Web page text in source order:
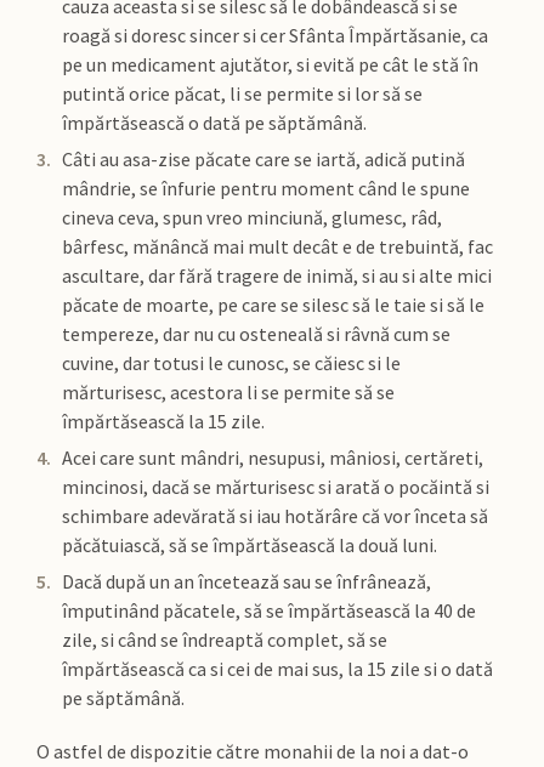
cauza aceasta si se silesc să le dobândească si se
roagă si doresc sincer si cer Sfânta Împărtăsanie, ca
pe un medicament ajutător, si evită pe cât le stă în
putintă orice păcat, li se permite si lor să se
împărtăsească o dată pe săptămână.
Câti au asa-zise păcate care se iartă, adică putină
mândrie, se înfurie pentru moment când le spune
cineva ceva, spun vreo minciună, glumesc, râd,
bârfesc, mănâncă mai mult decât e de trebuintă, fac
ascultare, dar fără tragere de inimă, si au si alte mici
păcate de moarte, pe care se silesc să le taie si să le
tempereze, dar nu cu osteneală si râvnă cum se
cuvine, dar totusi le cunosc, se căiesc si le
mărturisesc, acestora li se permite să se
împărtăsească la 15 zile.
Acei care sunt mândri, nesupusi, mâniosi, certăreti,
mincinosi, dacă se mărturisesc si arată o pocăintă si
schimbare adevărată si iau hotărâre că vor înceta să
păcătuiască, să se împărtăsească la două luni.
Dacă după un an încetează sau se înfrânează,
împutinând păcatele, să se împărtăsească la 40 de
zile, si când se îndreaptă complet, să se
împărtăsească ca si cei de mai sus, la 15 zile si o dată
pe săptămână.
O astfel de dispozitie către monahii de la noi a dat-o